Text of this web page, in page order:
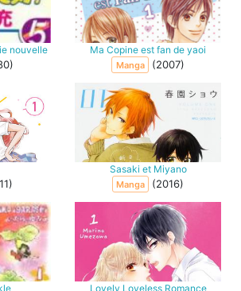
nouvelle Ma Copine est fan de yaoi
Manga (2007)
Sasaki et Miyano
Manga (2016)
Lovely Loveless Romance